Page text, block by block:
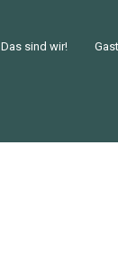
Das sind wir!